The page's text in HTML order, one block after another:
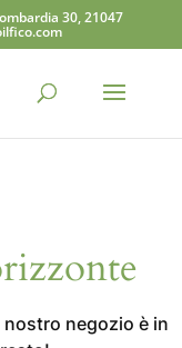
30, 21047
negozio è in